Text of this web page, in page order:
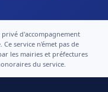
privé d'accompagnement
service n'émet pas de
les mairies et préfectures
du service.